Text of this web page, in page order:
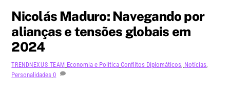
Nicolás Maduro: Navegando por
alianças e tensões globais em
2024
TRENDNEXUS TEAM Economia e Política Conflitos Diplomáticos, Notícias,
Personalidades 0